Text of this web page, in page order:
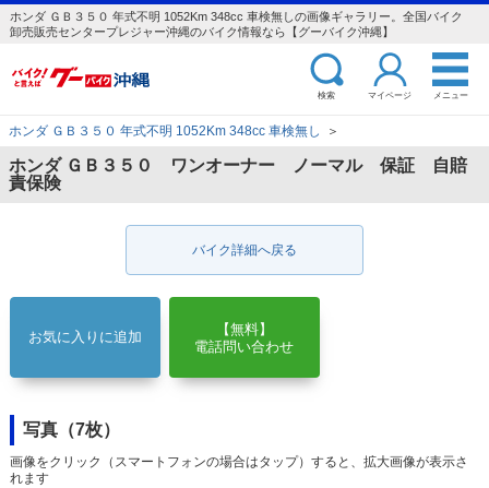
ホンダ ＧＢ３５０ 年式不明 1052Km 348cc 車検無しの画像ギャラリー。全国バイク
卸売販売センタープレジャー沖縄のバイク情報なら【グーバイク沖縄】
検索 マイページ メニュー
ホンダ ＧＢ３５０ 年式不明 1052Km 348cc 車検無し ＞
ホンダ ＧＢ３５０ ワンオーナー ノーマル 保証 自賠
責保険
バイク詳細へ戻る
お気に入りに追加
【無料】
電話問い合わせ
写真（7枚）
画像をクリック（スマートフォンの場合はタップ）すると、拡大画像が表示さ
れます